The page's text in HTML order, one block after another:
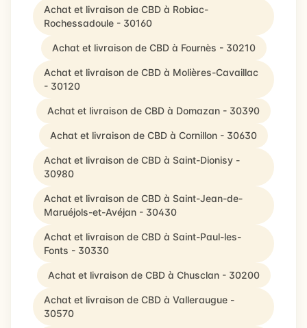
Achat et livraison de CBD à Robiac-
Rochessadoule - 30160
Achat et livraison de CBD à Fournès - 30210
Achat et livraison de CBD à Molières-Cavaillac
- 30120
Achat et livraison de CBD à Domazan - 30390
Achat et livraison de CBD à Cornillon - 30630
Achat et livraison de CBD à Saint-Dionisy -
30980
Achat et livraison de CBD à Saint-Jean-de-
Maruéjols-et-Avéjan - 30430
Achat et livraison de CBD à Saint-Paul-les-
Fonts - 30330
Achat et livraison de CBD à Chusclan - 30200
Achat et livraison de CBD à Valleraugue -
30570